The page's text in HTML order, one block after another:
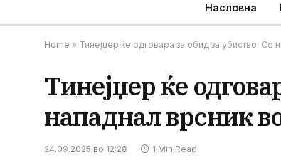
Насловна
Home » Тинејџер ќе одговара за обид за убиство:
Тинејџер ќе
нападнал врсник
24.09.2025 во 12:28 1 Min Read